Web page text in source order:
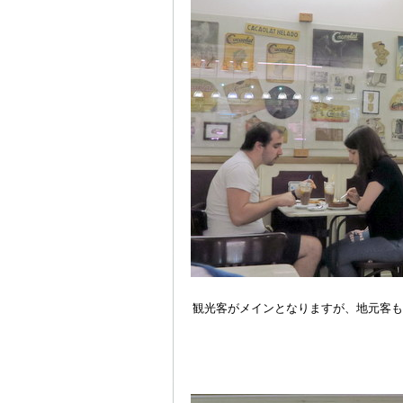
観光客がメインとなりますが、地元客